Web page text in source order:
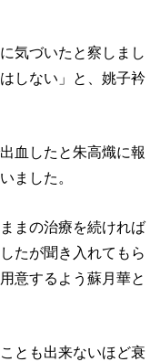
気づいたと察しまし
しない」と、姚子衿
血したと朱高熾に報
ました。
まの治療を続ければ
たが聞き入れてもら
意するよう蘇月華と
とも出来ないほど衰